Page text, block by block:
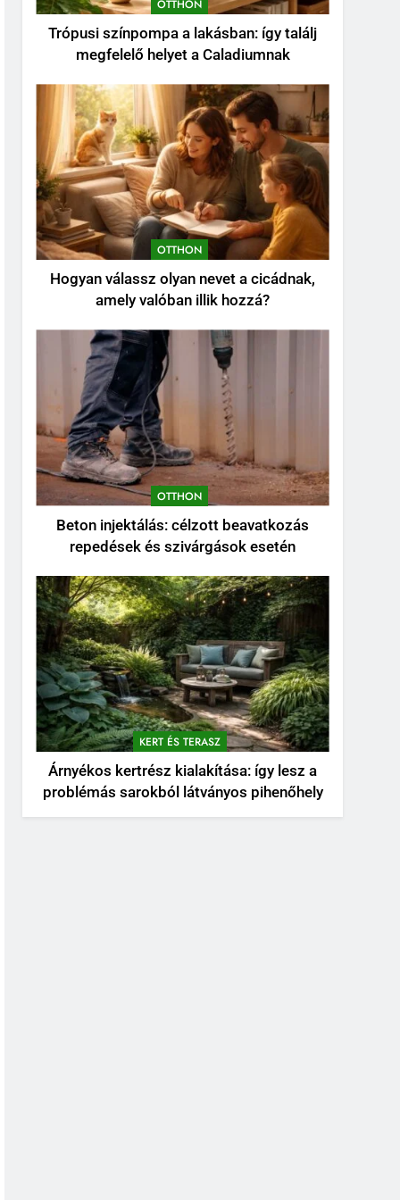
kezdesz
KERT ÉS TERASZ
Karbamid a
kozmetikumokban:
Hatásmechanizmus,
koncentrációk és
felhasználási tippek
OTTHON
7
Kevés gondozást igénylő
kert: így tervezz látványos,
mégis könnyen
fenntartható udvart
KERT ÉS TERASZ
8
Szorbitol: Hatások,
Előnyök és Esetleges
Mellékhatások
OTTHON
Trópusi színpompa a lakásban: így találj
megfelelő helyet a Caladiumnak
OTTHON
Hogyan válassz olyan nevet a cicádnak,
amely valóban illik hozzá?
OTTHON
Beton injektálás: célzott beavatkozás
repedések és szivárgások esetén
KERT ÉS TERASZ
Árnyékos kertrész kialakítása: így lesz a
problémás sarokból látványos pihenőhely